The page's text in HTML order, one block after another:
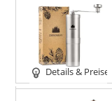
Details & Preise